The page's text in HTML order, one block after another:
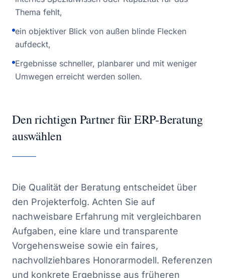
Thema fehlt,
ein objektiver Blick von außen blinde Flecken
aufdeckt,
Ergebnisse schneller, planbarer und mit weniger
Umwegen erreicht werden sollen.
Den richtigen Partner für ERP-Beratung
auswählen
Die Qualität der Beratung entscheidet über
den Projekterfolg. Achten Sie auf
nachweisbare Erfahrung mit vergleichbaren
Aufgaben, eine klare und transparente
Vorgehensweise sowie ein faires,
nachvollziehbares Honorarmodell. Referenzen
und konkrete Ergebnisse aus früheren